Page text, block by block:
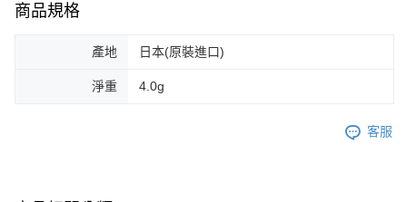
商品規格
產地 日本(原裝進口)
淨重 4.0g
客服